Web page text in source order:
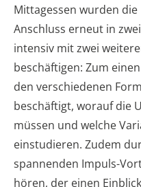
Mittagessen wurden
Anschluss erneut in
intensiv mit zwei
beschäftigen: Zum
den verschiedenen
beschäftigt, worauf die
müssen und welche
einstudieren. Zudem
spannenden Impuls-
hören, der einen